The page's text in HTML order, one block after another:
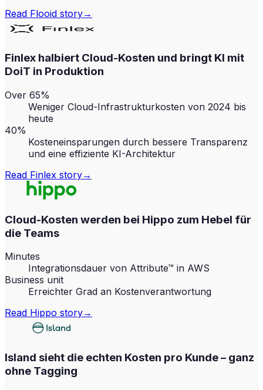
Read Flooid story→
Finlex halbiert Cloud-Kosten und bringt KI mit
DoiT in Produktion
Over 65%
Weniger Cloud-Infrastrukturkosten von 2024 bis
heute
40%
Kosteneinsparungen durch bessere Transparenz
und eine effiziente KI-Architektur
Read Finlex story→
Cloud-Kosten werden bei Hippo zum Hebel für
die Teams
Minutes
Integrationsdauer von Attribute™ in AWS
Business unit
Erreichter Grad an Kostenverantwortung
Read Hippo story→
Island sieht die echten Kosten pro Kunde – ganz
ohne Tagging